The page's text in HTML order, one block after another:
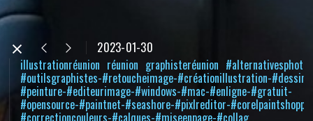
2023-01-30
illustrationréunion réunion graphisteréunion
#outilsgraphistes-#retoucheimage-#créationillustration-#dessin-
#peinture-#editeurimage-#windows-#mac-#enligne-#gratuit-
#opensource-#paintnet-#seashore-#pixlreditor-
#correctioncouleurs-#calques-#miseenpage-#collag